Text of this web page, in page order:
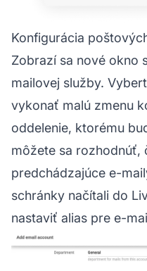
Konfigurácia
Zobrazí sa nové okno
mailovej služby.
vykonať malú zmenu
oddelenie, ktorému
môžete sa rozhodnúť,
predchádzajúce e-
schránky načítali do
nastaviť alias pre e-